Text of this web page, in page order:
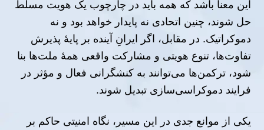
این معنا باشد که همه باید در چارچوب یک هویت مسلط
حل شوند، چنین اتحادی نه پایدار خواهد بود و نه
دموکراتیک. در مقابل، اگر ایرانِ آینده بر پایهٔ پذیرش
تفاوت‌ها، تنوع هویتی و مشارکت واقعی همهٔ ملت‌ها بنا
شود، ترکمن‌ها می‌توانند به کنشگرانی فعال و مؤثر در
فرایند دموکراسی‌سازی تبدیل شوند.
یکی از موانع جدی در این مسیر، نگاه امنیتی حاکم بر